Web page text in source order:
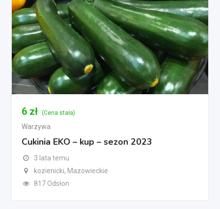
6 zł (Cena stała)
Warzywa
Cukinia EKO – kup – sezon 2023
3 lata temu
kozienicki, Mazowieckie
817 Odsłon